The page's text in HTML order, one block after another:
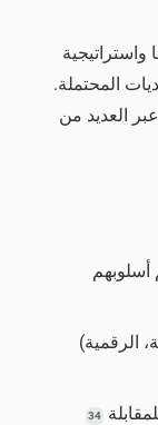
واستراتيجية
المحتملة.
العديد من
أسلوبهم
الرقمية)
34